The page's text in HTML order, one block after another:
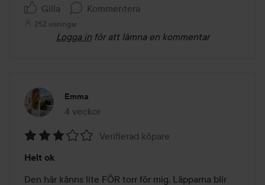
Gilla Kommentera
252 visningar
Logga in för att lämna en kommentar
Emma
4 veckor
Inlägget skapades 4 veckor
3
av
Verifierad köpare
Helt ok
Den här känns lite FÖR torr för mig. Läpparna blir